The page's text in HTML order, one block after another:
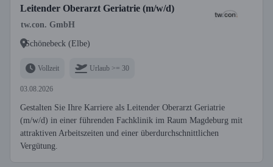
Leitender Oberarzt Geriatrie (m/w/d)
tw.con. GmbH
Schönebeck (Elbe)
Vollzeit Urlaub >= 30
03.08.2026
Gestalten Sie Ihre Karriere als Leitender Oberarzt Geriatrie
(m/w/d) in einer führenden Fachklinik im Raum Magdeburg mit
attraktiven Arbeitszeiten und einer überdurchschnittlichen
Vergütung.